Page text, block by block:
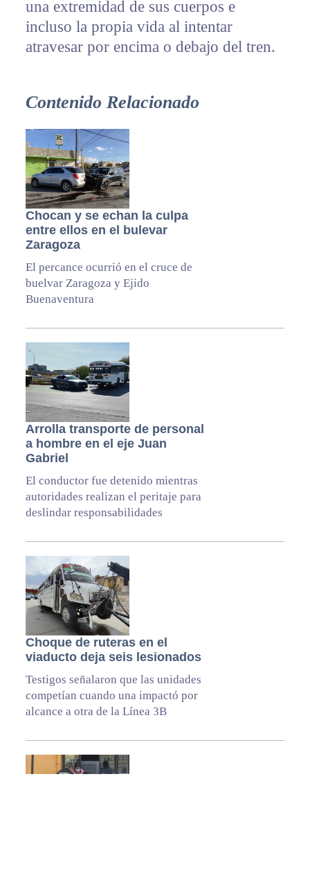
una extremidad de sus cuerpos e
incluso la propia vida al intentar
atravesar por encima o debajo del tren.
Contenido Relacionado
Chocan y se echan la culpa
entre ellos en el bulevar
Zaragoza
El percance ocurrió en el cruce de
buelvar Zaragoza y Ejido
Buenaventura
Arrolla transporte de personal
a hombre en el eje Juan
Gabriel
El conductor fue detenido mientras
autoridades realizan el peritaje para
deslindar responsabilidades
Choque de ruteras en el
viaducto deja seis lesionados
Testigos señalaron que las unidades
competían cuando una impactó por
alcance a otra de la Línea 3B